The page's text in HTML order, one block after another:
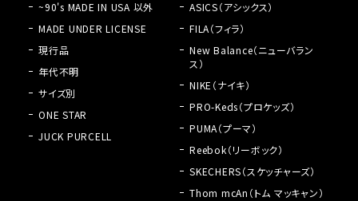
~90's MADE IN USA 以外
MADE UNDER LICENSE
現行品
年代不明
サイズ別
ONE STAR
JUCK PURCELL
ASICS（アシックス）
FILA（フィラ）
New Balance（ニューバラン
ス）
NIKE（ナイキ）
PRO-Keds（プロケッズ）
PUMA（プーマ）
Reebok（リーボック）
SKECHERS（スケッチャーズ）
Thom mcAn（トム マッキャン）